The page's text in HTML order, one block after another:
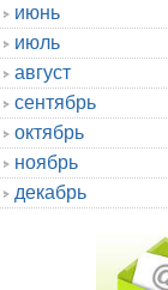
июнь
июль
август
сентябрь
октябрь
ноябрь
декабрь